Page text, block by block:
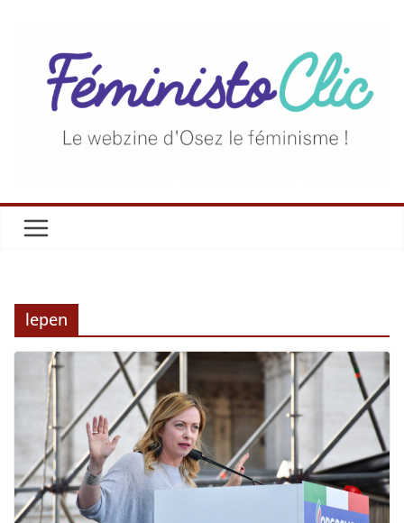
lepen